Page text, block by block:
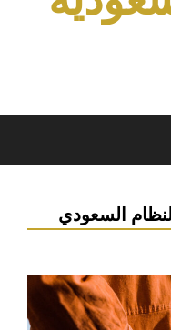
السعودي